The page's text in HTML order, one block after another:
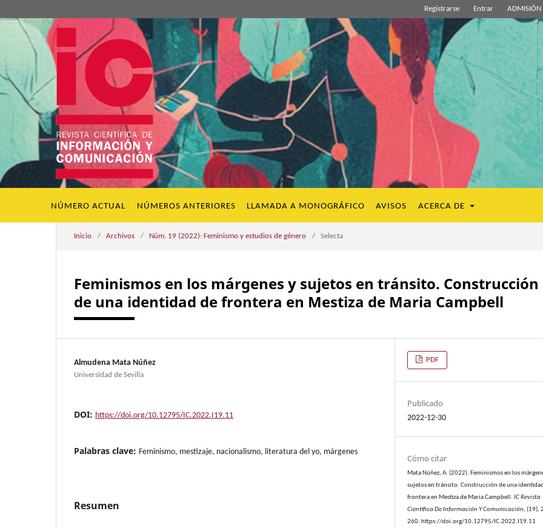
NÚMERO ACTUAL NÚMEROS ANTERIORES LLAMADA A MONOGRÁFICO AVISOS ACERCA DE
Registrarse Entrar ADMISIÓN
Inicio / Archivos / Núm. 19 (2022): Feminismo y estudios de género / Selecta
Feminismos en los márgenes y sujetos en tránsito. Construcción
de una identidad de frontera en Mestiza de Maria Campbell
Almudena Mata Núñez
Universidad de Sevilla
DOI: https://doi.org/10.12795/IC.2022.I19.11
Palabras clave: Feminismo, mestizaje, nacionalismo, literatura del yo, márgenes
Resumen
PDF
Publicado
2022-12-30
Cómo citar
Mata Núñez, A. (2022). Feminismos en los
sujetos en tránsito. Construcción de una
frontera en Mestiza de Maria Campbell.IC Revista
Científica De Información Y Comunicación, (19),
260. https://doi.org/10.12795/IC.2022.I19.11